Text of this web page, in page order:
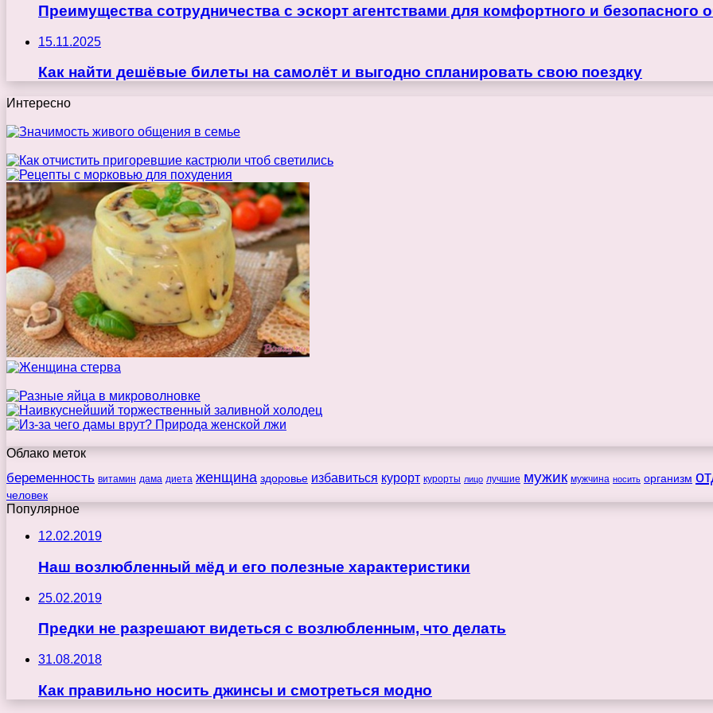
Преимущества сотрудничества с эскорт агентствами для комфортного и безопасного
15.11.2025
Как найти дешёвые билеты на самолёт и выгодно спланировать свою поездку
Интересно
Облако меток
беременность витамин дама диета женщина здоровье избавиться курорт курорты лицо лучшие мужик мужчина носить организм
человек
Популярное
12.02.2019
Наш возлюбленный мёд и его полезные характеристики
25.02.2019
Предки не разрешают видеться с возлюбленным, что делать
31.08.2018
Как правильно носить джинсы и смотреться модно